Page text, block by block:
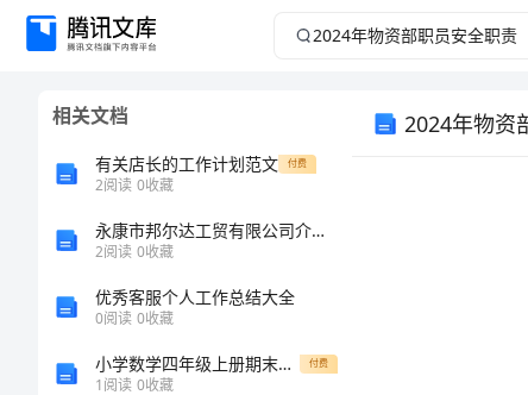
2024
相关文档
有关店长的工作计划范文 付费
2阅读 0收藏
永康市邦尔达工贸有限公司介绍企业发展分析报告
2阅读 0收藏
优秀客服个人工作总结大全
0阅读 0收藏
小学数学四年级上册期末测试卷免费答案 付费
1阅读 0收藏
2024年物资